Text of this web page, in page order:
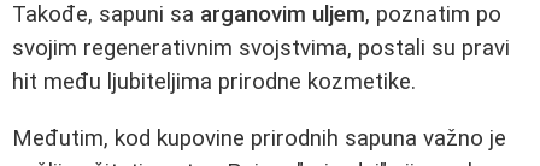
Takođe, sapuni sa arganovim uljem, poznatim po
svojim regenerativnim svojstvima, postali su pravi
hit među ljubiteljima prirodne kozmetike.
Međutim, kod kupovine prirodnih sapuna važno je